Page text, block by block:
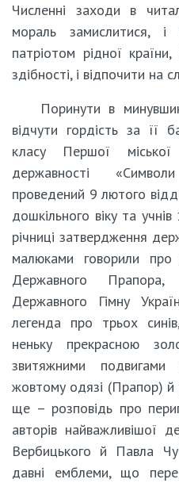
Численні заходи в
мораль замислитися, і
патріотом рідної країни,
здібності, і відпочити на
Поринути в
відчути гордість за її
класу Першої міської
державності
проведений 9 лютого
дошкільного віку та
річниці затвердження
малюками говорили
Державного
Державного Гімну
легенда про трьох
неньку прекрасною
звитяжними
жовтому одязі (Прапор) й
ще – розповідь про
авторів найважливішої
Вербицького й Павла
давні емблеми, що